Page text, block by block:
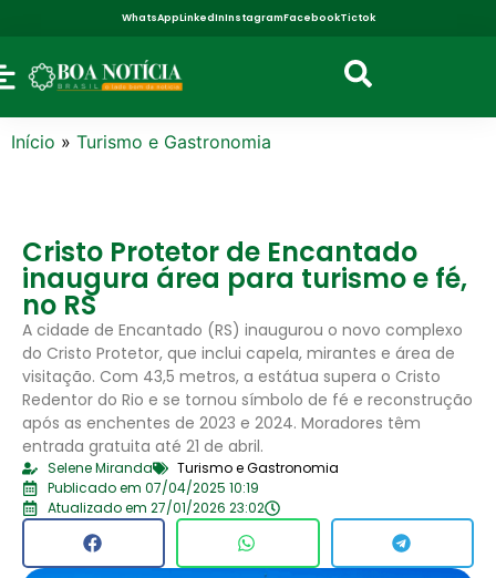
WhatsAppLinkedInInstagramFacebookTictok
Início » Turismo e Gastronomia
Cristo Protetor de Encantado
inaugura área para turismo e fé,
no RS
A cidade de Encantado (RS) inaugurou o novo complexo
do Cristo Protetor, que inclui capela, mirantes e área de
visitação. Com 43,5 metros, a estátua supera o Cristo
Redentor do Rio e se tornou símbolo de fé e reconstrução
após as enchentes de 2023 e 2024. Moradores têm
entrada gratuita até 21 de abril.
Selene Miranda
Turismo e Gastronomia
Publicado em 07/04/2025 10:19
Atualizado em 27/01/2026 23:02